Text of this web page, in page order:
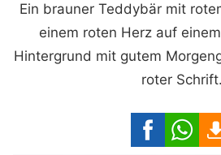
Ein brauner Teddybär mit
einem roten Herz auf
Hintergrund mit gutem
roter Schrift.